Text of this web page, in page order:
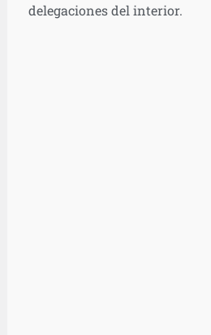
delegaciones del interior.